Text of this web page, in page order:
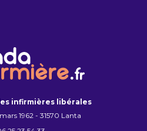
infirmières libérales
1962 - 31570 Lanta